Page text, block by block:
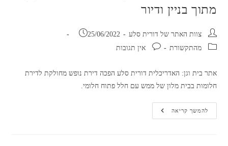
מתוך בניין ודיור
מחבר:צוות האתר של דורית סלע פורסם:
25/06/2022
קטגוריה:מהתקשורת תגובות:אין תגובות
אתר בית וגן: האדריכלית דורית סלע הפכה דירת נופש מחולקת לדירת
חלומות בבית מלון של ממש עם חלל פתוח חלומי.
להמשך קריאהמדירת
נופש